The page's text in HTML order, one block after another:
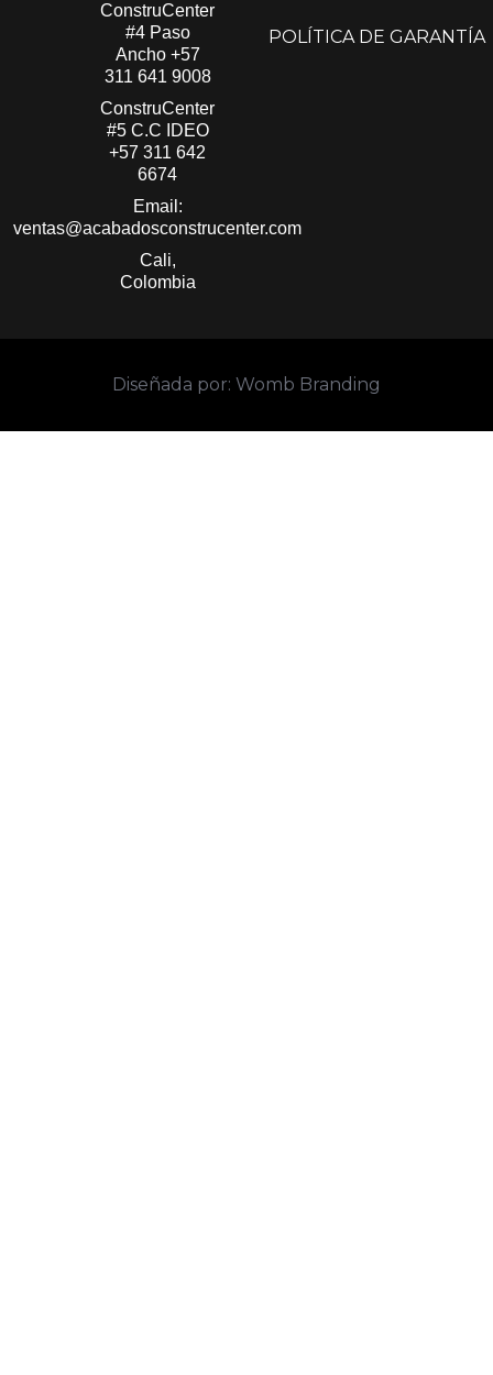
ConstruCenter
#4 Paso
Ancho +57
311 641 9008
ConstruCenter
#5 C.C IDEO
+57 311 642
6674
Email:
ventas@acabadosconstrucenter.com
Cali,
Colombia
POLÍTICA DE GARANTÍA
Diseñada por: Womb Branding